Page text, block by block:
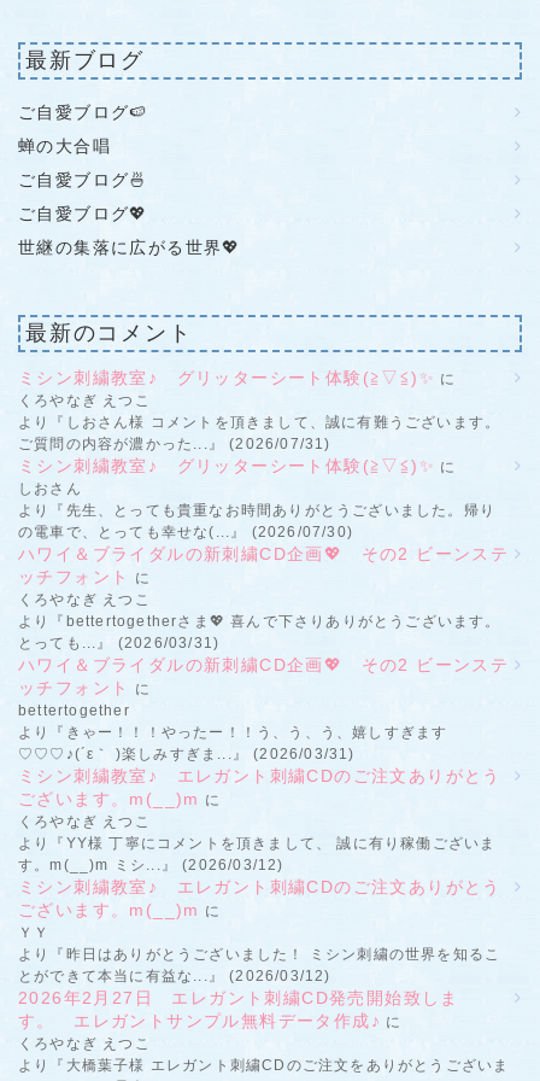
最新ブログ
ご自愛ブログ🍉
蝉の大合唱
ご自愛ブログ🍜
ご自愛ブログ💖
世継の集落に広がる世界💖
最新のコメント
ミシン刺繍教室♪ グリッターシート体験(≧▽≦)✨ に
くろやなぎ えつこ
より『しおさん様 コメントを頂きまして、誠に有難うございます。
ご質問の内容が濃かった...』 (2026/07/31)
ミシン刺繍教室♪ グリッターシート体験(≧▽≦)✨ に
しおさん
より『先生、とっても貴重なお時間ありがとうございました。帰り
の電車で、とっても幸せな(...』 (2026/07/30)
ハワイ＆ブライダルの新刺繍CD企画💖 その2 ビーンステ
ッチフォント
に
くろやなぎ えつこ
より『bettertogetherさま💖 喜んで下さりありがとうございます。
とっても...』 (2026/03/31)
ハワイ＆ブライダルの新刺繍CD企画💖 その2 ビーンステ
ッチフォント
に
bettertogether
より『きゃー！！！やったー！！う、う、う、嬉しすぎます
♡♡♡♪(´ε｀ )楽しみすぎま...』 (2026/03/31)
ミシン刺繍教室♪ エレガント刺繍CDのご注文ありがとう
ございます。m(__)m に
くろやなぎ えつこ
より『YY様 丁寧にコメントを頂きまして、 誠に有り稼働ございま
す。m(__)m ミシ...』 (2026/03/12)
ミシン刺繍教室♪ エレガント刺繍CDのご注文ありがとう
ございます。m(__)m に
ＹＹ
より『昨日はありがとうございました！ ミシン刺繍の世界を知るこ
とができて本当に有益な...』 (2026/03/12)
2026年2月27日 エレガント刺繍CD発売開始致しま
す。 エレガントサンプル無料データ作成♪ に
くろやなぎ えつこ
より『大橋葉子様 エレガント刺繍CDのご注文をありがとうございま